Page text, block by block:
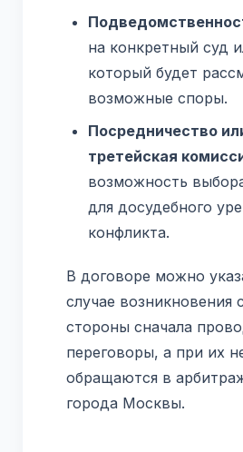
на конкретный суд
который будет
возможные споры.
Посредничество
третейская
возможность
для досудебного
конфликта.
В договоре можно
случае возникновения
стороны сначала
переговоры, а при их
обращаются в
города Москвы.